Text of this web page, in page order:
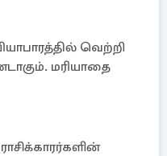
வெற்றி
மரியாதை